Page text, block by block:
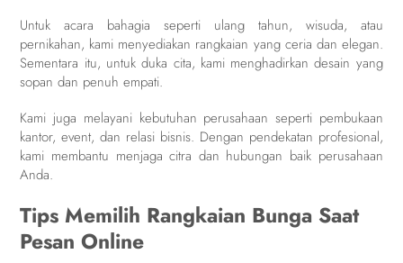
Untuk acara bahagia seperti ulang tahun, wisuda, atau
pernikahan, kami menyediakan rangkaian yang ceria dan elegan.
Sementara itu, untuk duka cita, kami menghadirkan desain yang
sopan dan penuh empati.
Kami juga melayani kebutuhan perusahaan seperti pembukaan
kantor, event, dan relasi bisnis. Dengan pendekatan profesional,
kami membantu menjaga citra dan hubungan baik perusahaan
Anda.
Tips Memilih Rangkaian Bunga Saat
Pesan Online